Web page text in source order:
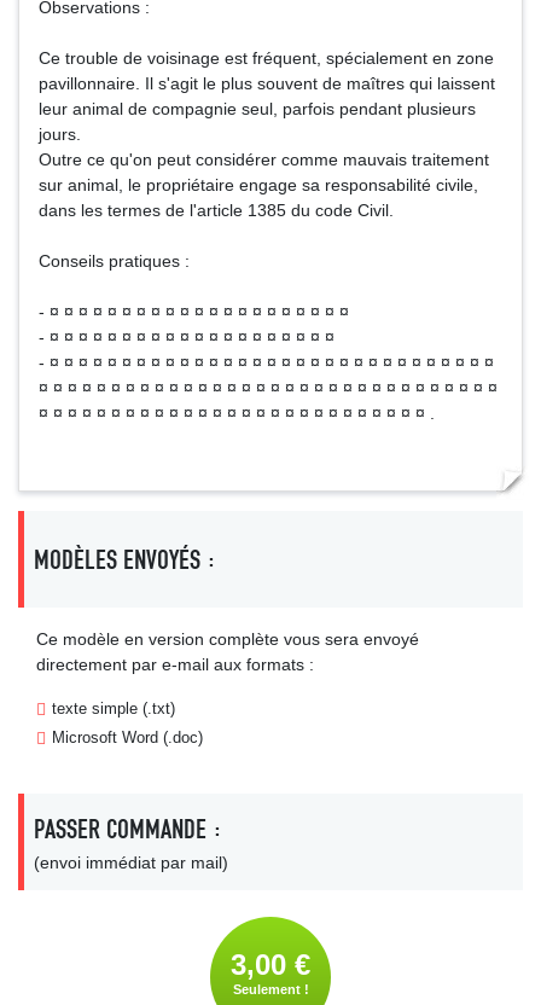
Observations :
Ce trouble de voisinage est fréquent, spécialement en zone
pavillonnaire. Il s'agit le plus souvent de maîtres qui laissent
leur animal de compagnie seul, parfois pendant plusieurs
jours.
Outre ce qu'on peut considérer comme mauvais traitement
sur animal, le propriétaire engage sa responsabilité civile,
dans les termes de l'article 1385 du code Civil.
Conseils pratiques :
- ¤ ¤ ¤ ¤ ¤ ¤ ¤ ¤ ¤ ¤ ¤ ¤ ¤ ¤ ¤ ¤ ¤ ¤ ¤ ¤ ¤
- ¤ ¤ ¤ ¤ ¤ ¤ ¤ ¤ ¤ ¤ ¤ ¤ ¤ ¤ ¤ ¤ ¤ ¤ ¤ ¤
- ¤ ¤ ¤ ¤ ¤ ¤ ¤ ¤ ¤ ¤ ¤ ¤ ¤ ¤ ¤ ¤ ¤ ¤ ¤ ¤ ¤ ¤ ¤ ¤ ¤ ¤ ¤ ¤ ¤ ¤ ¤
¤ ¤ ¤ ¤ ¤ ¤ ¤ ¤ ¤ ¤ ¤ ¤ ¤ ¤ ¤ ¤ ¤ ¤ ¤ ¤ ¤ ¤ ¤ ¤ ¤ ¤ ¤ ¤ ¤ ¤ ¤ ¤
¤ ¤ ¤ ¤ ¤ ¤ ¤ ¤ ¤ ¤ ¤ ¤ ¤ ¤ ¤ ¤ ¤ ¤ ¤ ¤ ¤ ¤ ¤ ¤ ¤ ¤ ¤ .
MODÈLES ENVOYÉS :
Ce modèle en version complète vous sera envoyé
directement par e-mail aux formats :
texte simple (.txt)
Microsoft Word (.doc)
PASSER COMMANDE :
(envoi immédiat par mail)
3,00 €
Seulement !